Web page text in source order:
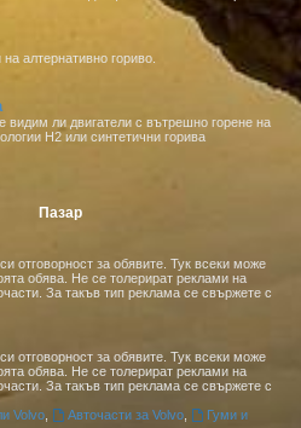
алтернативно гориво.
видим ли двигатели с вътрешно горене на
H2 или синтетични горива
Пазар
отговорност за обявите. Тук всеки може
обява. Не се толерират реклами на
За такъв тип реклама се свържете с
отговорност за обявите. Тук всеки може
обява. Не се толерират реклами на
За такъв тип реклама се свържете с
Volvo, Авточасти за Volvo,
Гуми и